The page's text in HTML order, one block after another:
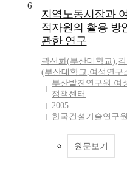
6
지역노동시장과
적자원의 활용 방
관한 연구
곽선화(부산대학교),
(부산대학교,여성연구
부산발전연구원 여
정책센터
2005
한국건설기술연구
원문보기